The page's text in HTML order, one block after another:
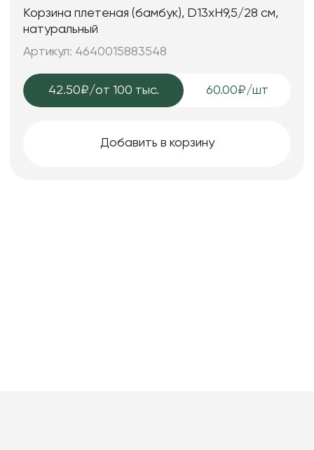
Корзина плетеная (бамбук), D13xH9,5/28 см,
натуральный
Артикул: 4640015883548
42.50₽/от 100 тыс. 60.00₽/шт
Добавить в корзину